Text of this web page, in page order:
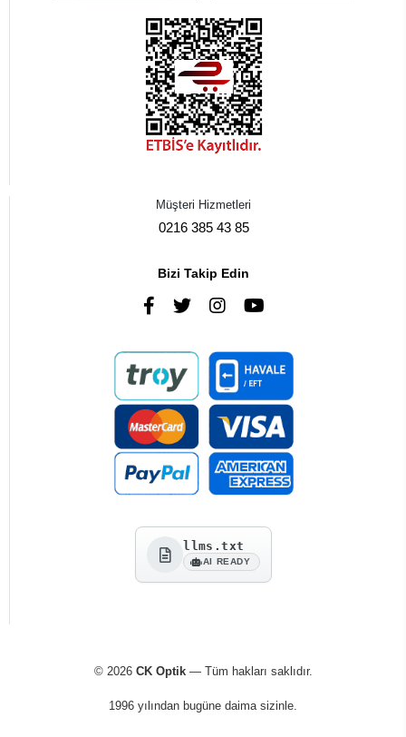
Müşteri Hizmetleri
0216 385 43 85
Bizi Takip Edin
llms.txt
AI READY
© 2026 CK Optik— Tüm hakları saklıdır.
1996 yılından bugüne daima sizinle.